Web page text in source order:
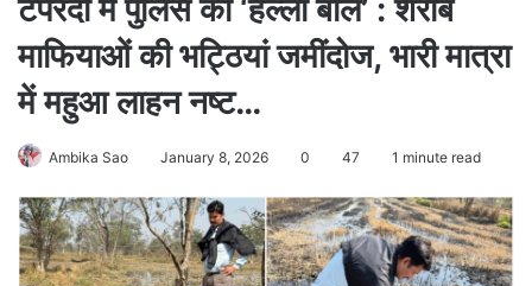
टपरदा में पुलिस का ‘हल्ला बोल’ : शराब
माफियाओं की भट्ठियां जमींदोज, भारी मात्रा
में महुआ लाहन नष्ट…
Ambika Sao January 8, 2026 0 47 1 minute read